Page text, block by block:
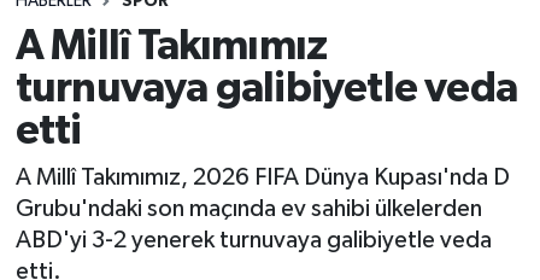
A Millî Takımımız
turnuvaya galibiyetle veda
etti
A Millî Takımımız, 2026 FIFA Dünya Kupası'nda D
Grubu'ndaki son maçında ev sahibi ülkelerden
ABD'yi 3-2 yenerek turnuvaya galibiyetle veda
etti.
Alaplı
Asayiş
Bartın
Tüm Manşetler
Son Dakika Haberleri
Haber Arşivi